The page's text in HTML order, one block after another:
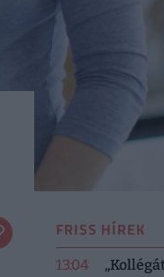
FRISS HÍREK
13:04